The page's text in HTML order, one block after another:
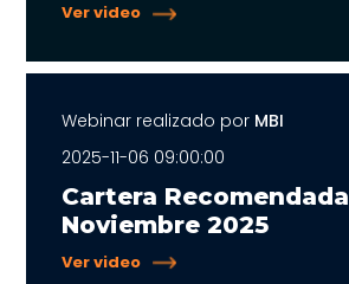
Ver video
Webinar realizado por MBI
2025-11-06 09:00:00
Cartera Recomendada
Noviembre 2025
Ver video